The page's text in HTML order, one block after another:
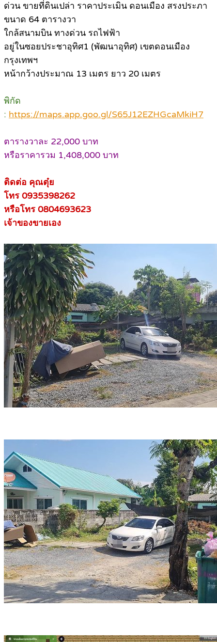
ด่วน ขายที่ดินเปล่า ราคาประเมิน ดอนเมือง สรงประภา
ขนาด 64 ตารางวา
ใกล้สนามบิน ทางด่วน รถไฟฟ้า
อยู่ในซอยประชาอุทิศ1 (พัฒนาอุทิศ) เขตดอนเมือง
กรุงเทพฯ
หน้ากว้างประมาณ 13 เมตร ยาว 20 เมตร
พิกัด
: https://maps.app.goo.gl/S65J12EZHGcaMkiH7
ตารางวาละ 22,000 บาท
หรือราคารวม 1,408,000 บาท
ติดต่อ คุณตุ๋ย
โทร 0935398262
หรือโทร 0804693623
เจ้าของขายเอง